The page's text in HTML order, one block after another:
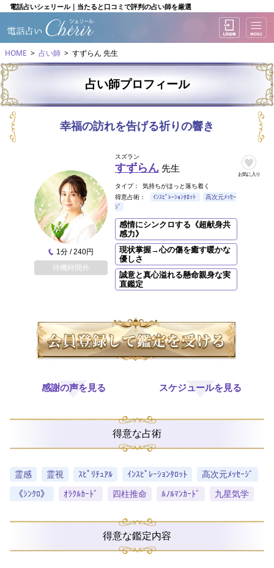
電話占いシェリール｜当たると口コミで評判の占い師を厳選
HOME 占い師 すずらん 先生
占い師プロフィール
幸福の訪れを告げる祈りの響き
お気に入り
1分 / 240円
待機時間外
スズラン
すずらん 先生
タイプ：
気持ちがほっと落ち着く
得意占術：
ｲﾝｽﾋﾟﾚｰｼｮﾝﾀﾛｯﾄ
高次元ﾒｯｾｰ
ｼﾞ
感情にシンクロする《超献身共
感力》
現状掌握→心の傷を癒す暖かな
優しさ
誠意と真心溢れる懸命親身な実
直鑑定
感謝の声を見る スケジュールを見る
得意な占術
霊感 霊視 ｽﾋﾟﾘﾁｭｱﾙ ｲﾝｽﾋﾟﾚｰｼｮﾝﾀﾛｯﾄ
高次元ﾒｯｾｰｼﾞ
《ｼﾝｸﾛ》
ｵﾗｸﾙｶｰﾄﾞ 四柱推命 ﾙﾉﾙﾏﾝｶｰﾄﾞ 九星気学
得意な鑑定内容